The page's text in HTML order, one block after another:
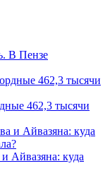
В Пензе
462,3 тысячи
Айвазяна: куда